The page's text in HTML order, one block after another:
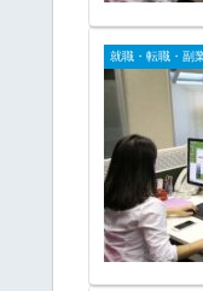
就職・転職・副